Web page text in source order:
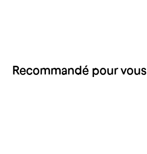
Recommandé pour vous